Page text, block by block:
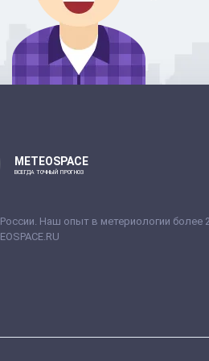
METEOSPACE
ВСЕГДА ТОЧНЫЙ ПРОГНОЗ
Наш опыт в метериологии более